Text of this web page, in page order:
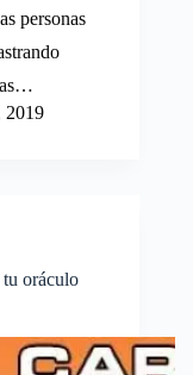
personas
2019
tu oráculo